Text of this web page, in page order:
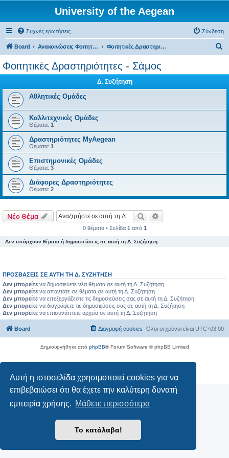
Αυτή η ιστοσελίδα χρησιμοποιεί cookies για να
επιβεβαιώσει ότι θα έχετε την καλύτερη δυνατή
εμπειρία χρήσης. Μάθετε περισσότερα
Το κατάλαβα!
University of the Aegean
Συχνές ερωτήσεις Σύνδεση
Board Ανακοινώσεις Φοιτητικών Δραστηριοτήτων Φοιτητικές Δραστηριότητες - Σάμος
σ
Φοιτητικές Δραστηριότητες - Σάμος
Δ. Συζήτηση
Αθλητικές Ομάδες
Καλλιτεχνικές Ομάδες
Θέματα: 1
Δραστηριότητες MyAegean
Θέματα: 1
Επιστημονικές Ομάδες
Θέματα: 3
Διάφορες Δραστηριότητες
Θέματα: 2
Νέο Θέμα Αναζήτηση
0 θέματα • Σελίδα 1 από 1
Δεν υπάρχουν θέματα ή δημοσιεύσεις σε αυτή τη Δ. Συζήτηση.
ΠΡΟΣΒΆΣΕΙΣ ΣΕ ΑΥΤΉ ΤΗ Δ. ΣΥΖΉΤΗΣΗ
Δεν μπορείτε να δημοσιεύετε νέα θέματα σε αυτή τη Δ. Συζήτηση
Δεν μπορείτε να απαντάτε σε θέματα σε αυτή τη Δ. Συζήτηση
Δεν μπορείτε να επεξεργάζεστε τις δημοσιεύσεις σας σε αυτή τη Δ. Συζήτηση
Δεν μπορείτε να διαγράφετε τις δημοσιεύσεις σας σε αυτή τη Δ. Συζήτηση
Δεν μπορείτε να επισυνάπτετε αρχεία σε αυτή τη Δ. Συζήτηση
Board Όλοι οι χρόνοι είναι UTC+03:00
Διαγραφή cookies
Δημιουργήθηκε από phpBB® Forum Software © phpBB Limited
|Όροι